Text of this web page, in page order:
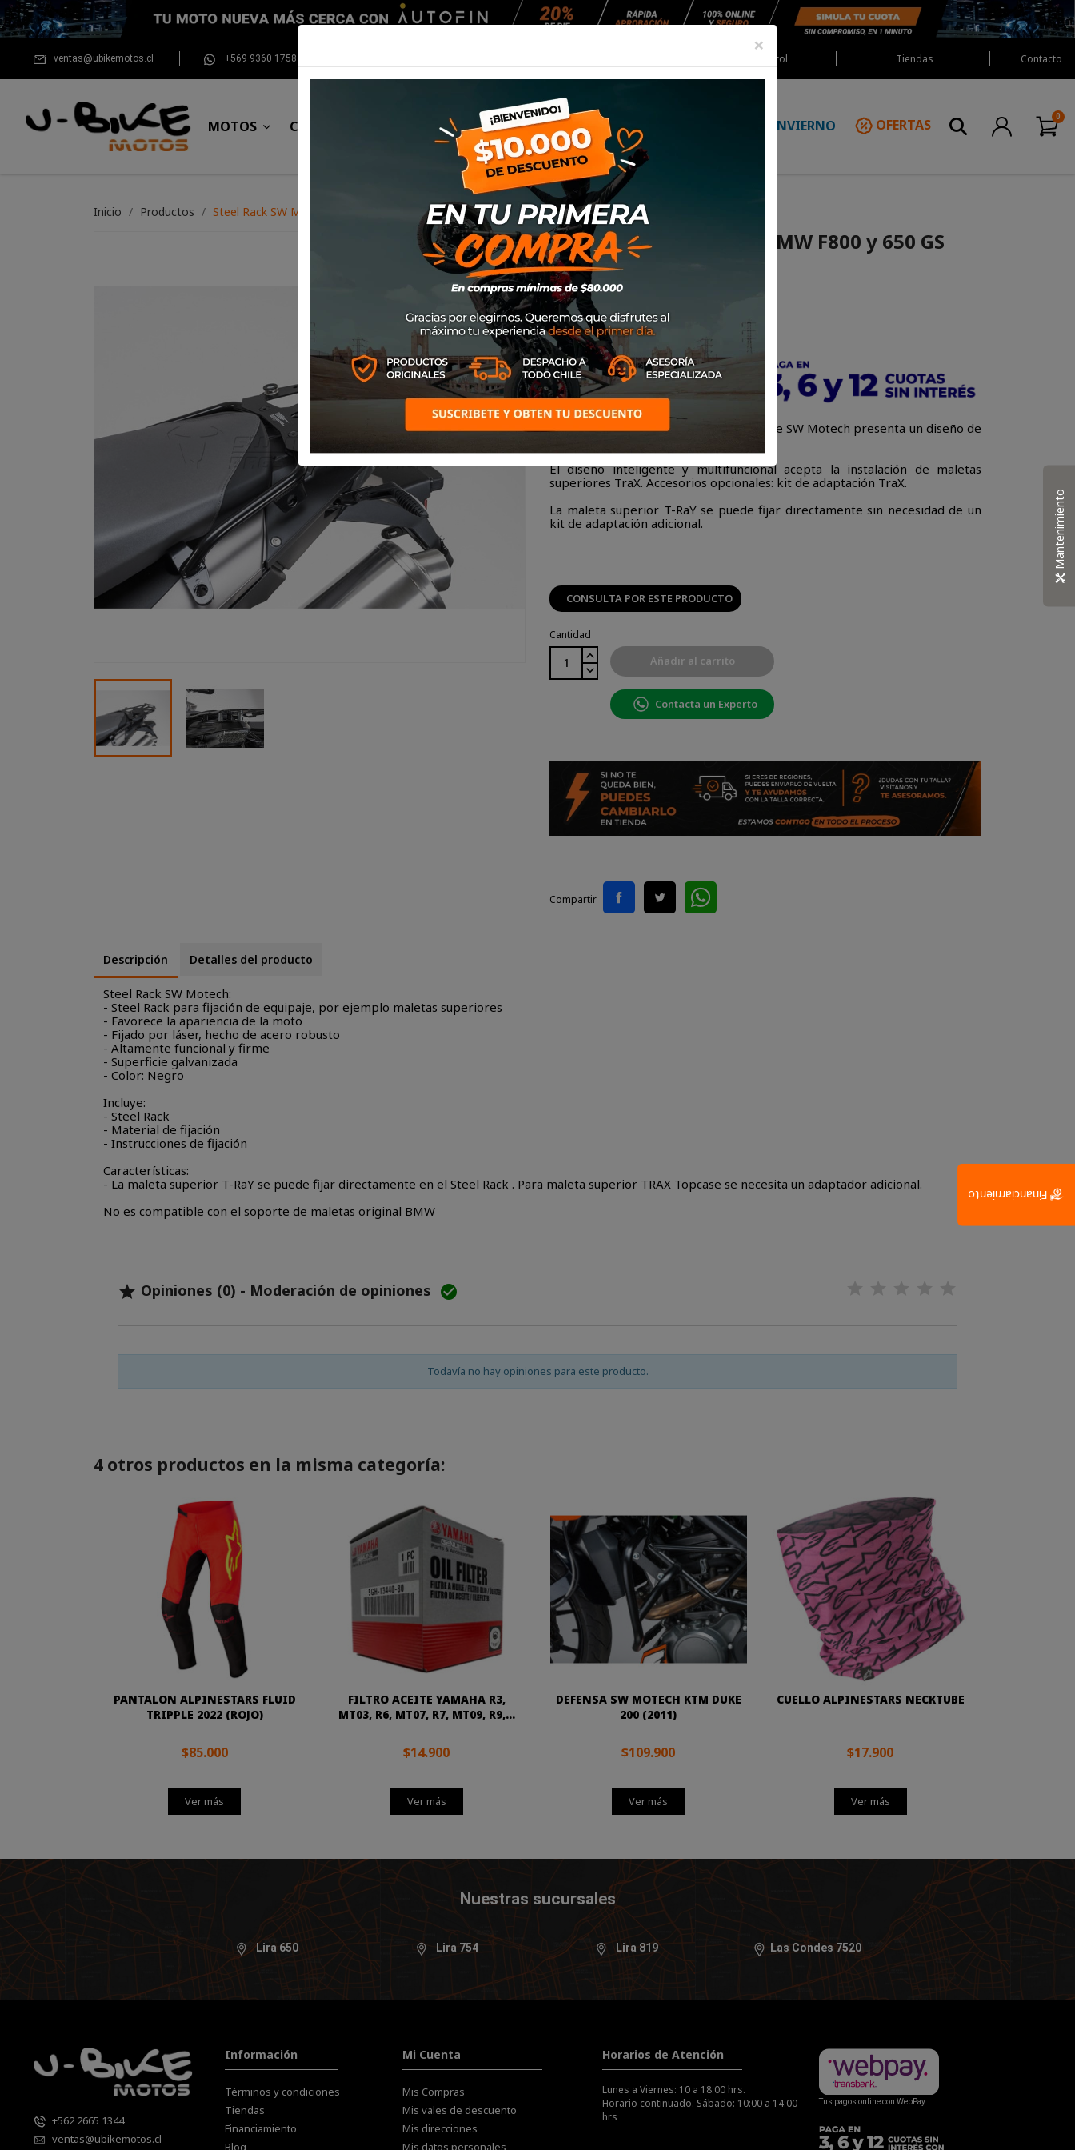
ventas@ubikemotos.cl +569 9360 1758 Red Castrol Tiendas Contacto
MOTOS CASCOS EQUIPAMIENTO NEUMÁTICOS MANTENCIÓN INVIERNO OFERTAS
Inicio Productos Steel Rack SW Motech BMW F800 y 650 GS (2008-16)
Steel Rack SW Motech BMW F800 y 650 GS
(2008-16)
SKUGPT.07.558.20003/B
$79.000
El alto funcional y elegante Steel Rack de SW Motech presenta un diseño de
El diseño inteligente y multifuncional acepta la instalación de maletas
superiores TraX. Accesorios opcionales: kit de adaptación TraX.
La maleta superior T-RaY se puede fijar directamente sin necesidad de un
kit de adaptación adicional.
CONSULTA POR ESTE PRODUCTO
Cantidad
Añadir al carrito
Contacta un Experto
Compartir
Descripción Detalles del producto
Steel Rack SW Motech:
- Steel Rack para fijación de equipaje, por ejemplo maletas superiores
- Favorece la apariencia de la moto
- Fijado por láser, hecho de acero robusto
- Altamente funcional y firme
- Superficie galvanizada
- Color: Negro
Incluye:
- Steel Rack
- Material de fijación
- Instrucciones de fijación
Características:
- La maleta superior T-RaY se puede fijar directamente en el Steel Rack . Para maleta superior TRAX Topcase se necesita un adaptador adicional.
No es compatible con el soporte de maletas original BMW
 Opiniones (0) - Moderación de opiniones 
Todavía no hay opiniones para este producto.
4 otros productos en la misma categoría:
PANTALON ALPINESTARS FLUID
TRIPPLE 2022 (ROJO)
$85.000
Ver más
FILTRO ACEITE YAMAHA R3,
MT03, R6, MT07, R7, MT09, R9,...
$14.900
Ver más
DEFENSA SW MOTECH KTM DUKE
200 (2011)
$109.900
Ver más
CUELLO ALPINESTARS NECKTUBE
$17.900
Ver más
Nuestras sucursales
Lira 650 Lira 754 Lira 819 Las Condes 7520
+562 2665 1344
ventas@ubikemotos.cl
Información
Términos y condiciones
Tiendas
Financiamiento
Blog
Mi Cuenta
Mis Compras
Mis vales de descuento
Mis direcciones
Mis datos personales
Horarios de Atención
Lunes a Viernes: 10 a 18:00 hrs.
Horario continuado. Sábado: 10:00 a 14:00
hrs
Tus pagos online con WebPay
×
Mantenimiento
Financiamiento